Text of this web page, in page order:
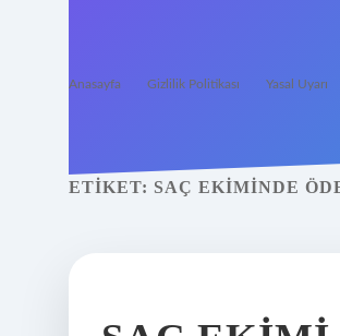
Anasayfa Gizlilik Politikası Yasal Uyarı
ETIKET: SAÇ EKIMINDE